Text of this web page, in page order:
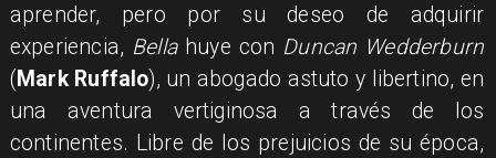
aprender, pero por su deseo de adquirir
experiencia, Bellahuye con Duncan Wedderburn
(Mark Ruffalo), un abogado astuto y libertino, en
una aventura vertiginosa a través de los
continentes. Libre de los prejuicios de su época,